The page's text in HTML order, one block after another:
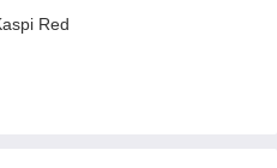
Red